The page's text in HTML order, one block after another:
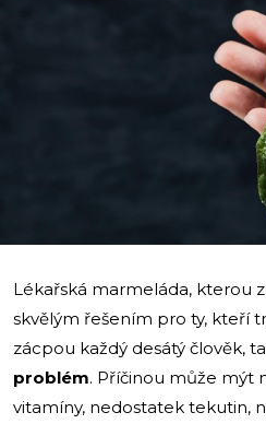
Lékařská marmeláda, kterou
skvělým řešením pro ty, kteří
zácpou každý desátý člověk,
problém. Příčinou může mýt
vitamíny, nedostatek tekutin,